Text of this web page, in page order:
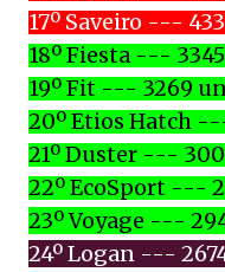
17º Saveiro ---
18º Fiesta ---
19º Fit --- 3269
20º Etios Hatch
21º Duster ---
22º EcoSport ---
23º Voyage ---
24º Logan ---